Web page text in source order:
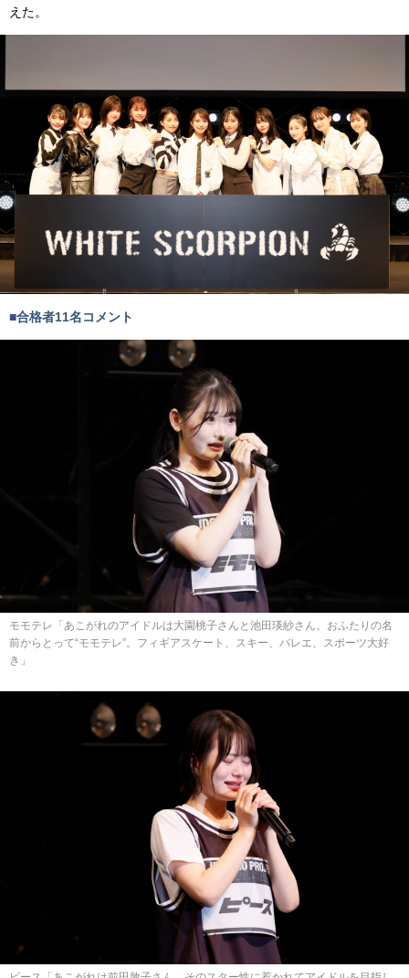
えた。
■合格者11名コメント
モモテレ「あこがれのアイドルは大園桃子さんと池田瑛紗さん。おふたりの名
前からとって“モモテレ”。フィギアスケート、スキー、バレエ、スポーツ大好
き」